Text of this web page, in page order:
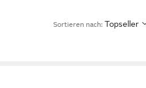
Sortieren nach: Topseller